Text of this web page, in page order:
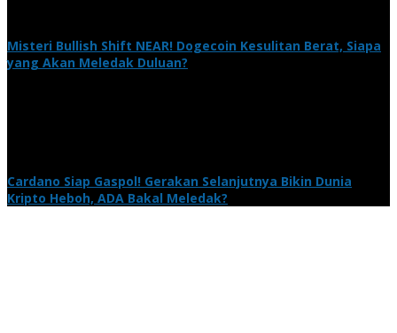
Misteri Bullish Shift NEAR! Dogecoin Kesulitan Berat, Siapa
yang Akan Meledak Duluan?
Cardano Siap Gaspol! Gerakan Selanjutnya Bikin Dunia
Kripto Heboh, ADA Bakal Meledak?